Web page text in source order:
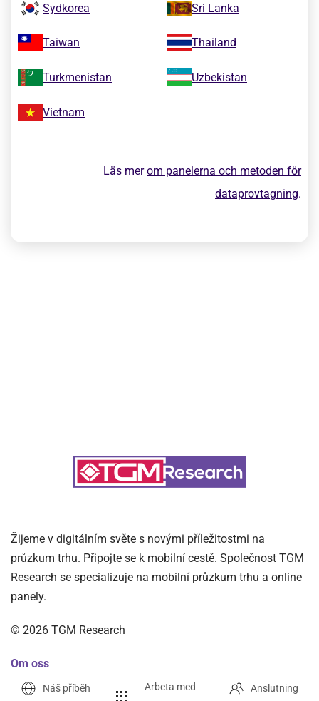
Sydkorea Sri Lanka
Taiwan Thailand
Turkmenistan Uzbekistan
Vietnam
Läs merom panelerna och metoden för
dataprovtagning.
Žijeme v digitálním světe s novými příležitostmi na
průzkum trhu. Připojte se k mobilní cestě. Společnost TGM
Research se specializuje na mobilní průzkum trhu a online
panely.
© 2026 TGM Research
Om oss
Náš příběh
Arbeta med
Anslutning